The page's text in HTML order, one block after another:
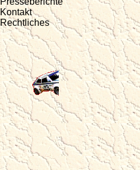
Kontakt
Rechtliches